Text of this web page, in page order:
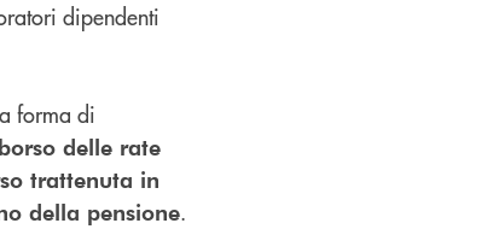
dipendenti
forma di
delle rate
trattenuta in
della pensione.